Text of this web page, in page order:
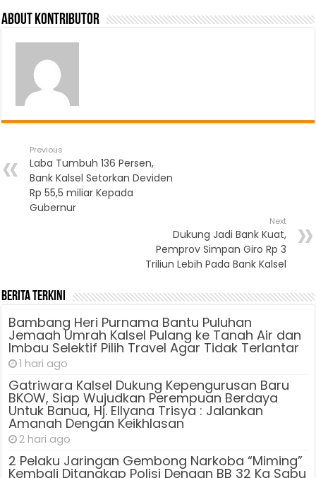
About Kontributor
Previous
Laba Tumbuh 136 Persen,
Bank Kalsel Setorkan Deviden
Rp 55,5 miliar Kepada
Gubernur
Next
Dukung Jadi Bank Kuat,
Pemprov Simpan Giro Rp 3
Triliun Lebih Pada Bank Kalsel
Berita Terkini
Bambang Heri Purnama Bantu Puluhan
Jemaah Umrah Kalsel Pulang ke Tanah Air dan
Imbau Selektif Pilih Travel Agar Tidak Terlantar
1 hari ago
Gatriwara Kalsel Dukung Kepengurusan Baru
BKOW, Siap Wujudkan Perempuan Berdaya
Untuk Banua, Hj. Ellyana Trisya : Jalankan
Amanah Dengan Keikhlasan
2 hari ago
2 Pelaku Jaringan Gembong Narkoba “Miming”
Kembali Ditangkap Polisi Dengan BB 32 Kg Sabu